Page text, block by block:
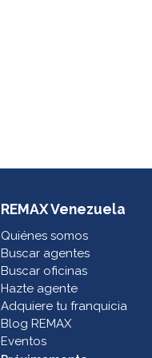
REMAX Venezuela
Quiénes somos
Buscar agentes
Buscar oficinas
Hazte agente
Adquiere tu franquicia
Blog REMAX
Eventos